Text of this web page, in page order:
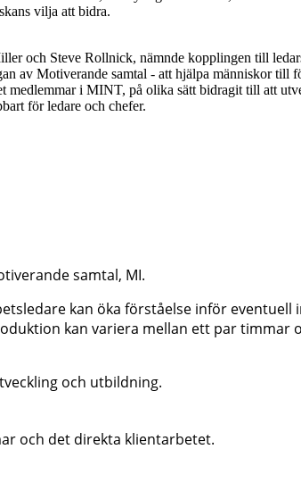
vilja att bidra.
och Steve Rollnick, nämnde kopplingen till
av Motiverande samtal - att hjälpa människor till
medlemmar i MINT, på olika sätt bidragit till att
för ledare och chefer.
samtal, MI.
kan öka förståelse inför eventuell
kan variera mellan ett par timmar
och utbildning.
och det direkta klientarbetet.